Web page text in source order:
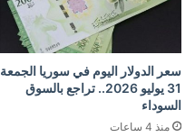
سعر الدولار اليوم في سوريا الجمعة
31 يوليو 2026.. تراجع بالسوق
السوداء
منذ 4 ساعات